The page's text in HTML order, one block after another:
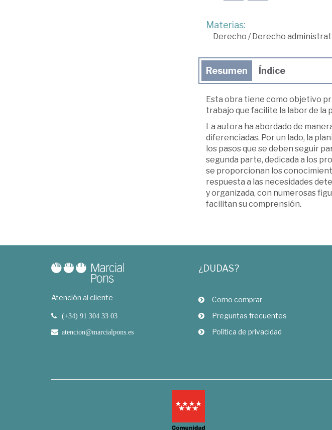
Materias:
Derecho /Derecho
Resumen Índice
Esta obra tiene como objetivo
trabajo que facilite la labor de
La autora ha abordado de
diferenciadas. Por un lado, la
los pasos que se deben seguir
segunda parte, dedicada a los
se proporcionan los
respuesta a las necesidades
y organizada, con numerosas
facilitan su comprensión.
Atención al cliente
(+34) 91 304 33 03
atencion@marcialpons.es
¿DUDAS?
Como comprar
Preguntas frecuentes
Política de privacidad